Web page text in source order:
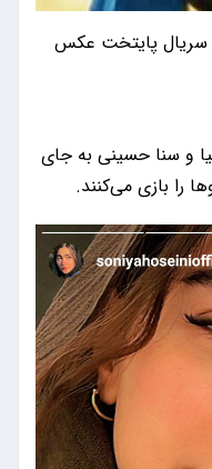
سریال پایتخت عکس
و سنا حسینی به جای
را بازی می‌کنند.